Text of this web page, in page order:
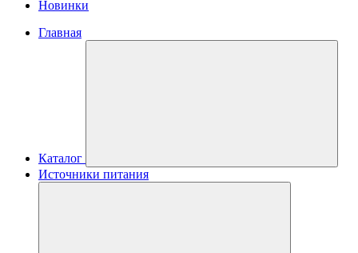
Новинки
Главная
Каталог
Источники питания